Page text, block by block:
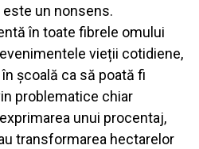
un nonsens.
în toate fibrele omului
vieții cotidiene,
școală ca să poată fi
problematice chiar
unui procentaj,
transformarea hectarelor